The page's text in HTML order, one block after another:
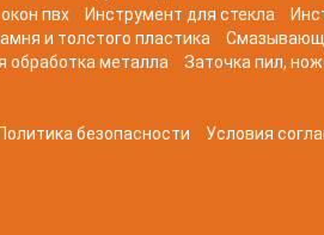
пвх
Инструмент для стекла
и толстого пластика
обработка металла Заточка пил,
Политика безопасности Условия